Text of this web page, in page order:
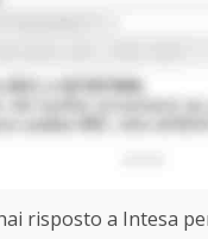
risposto a Intesa